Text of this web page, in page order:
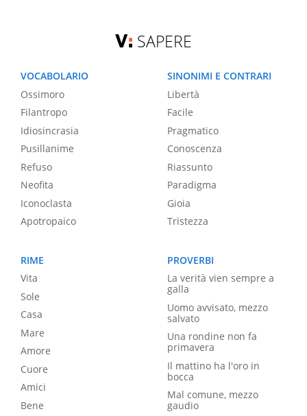
SAPERE
VOCABOLARIO
Ossimoro
Filantropo
Idiosincrasia
Pusillanime
Refuso
Neofita
Iconoclasta
Apotropaico
SINONIMI E CONTRARI
Libertà
Facile
Pragmatico
Conoscenza
Riassunto
Paradigma
Gioia
Tristezza
RIME
Vita
Sole
Casa
Mare
Amore
Cuore
Amici
Bene
PROVERBI
La verità vien sempre a
galla
Uomo avvisato, mezzo
salvato
Una rondine non fa
primavera
Il mattino ha l'oro in
bocca
Mal comune, mezzo
gaudio